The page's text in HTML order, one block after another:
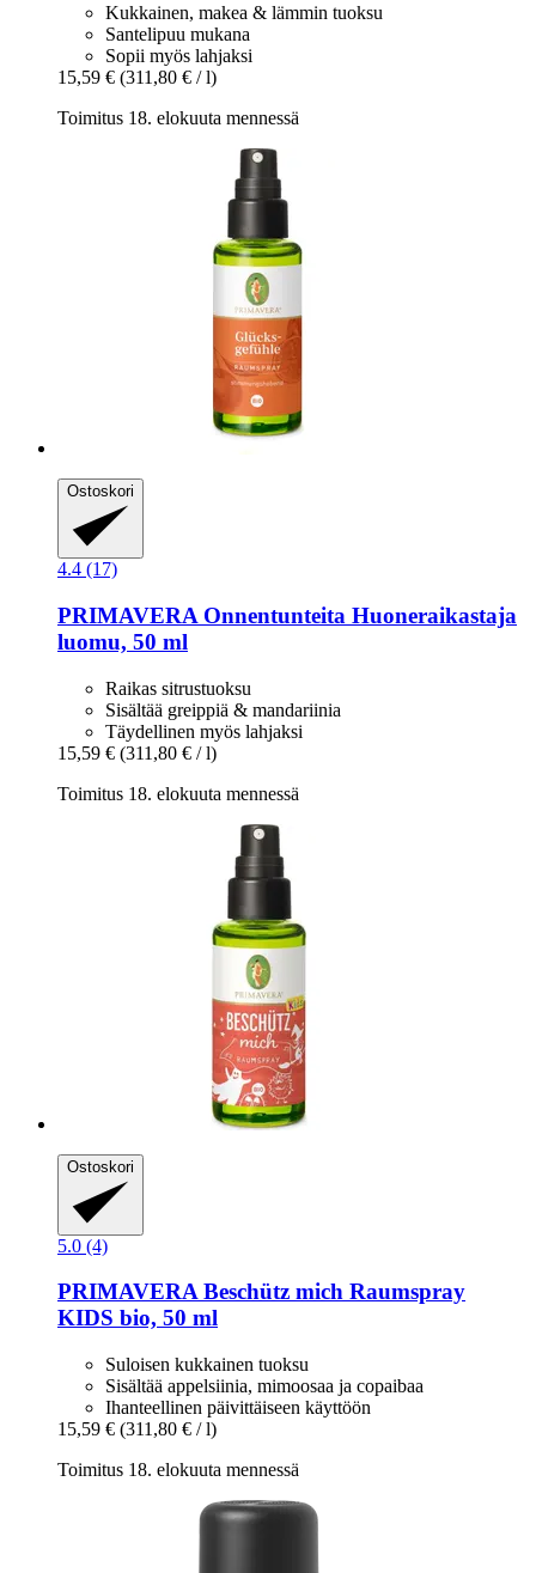
Kukkainen, makea & lämmin tuoksu
Santelipuu mukana
Sopii myös lahjaksi
15,59 € (311,80 € / l)
Toimitus 18. elokuuta mennessä
Ostoskori
4.4 (17)
PRIMAVERA Onnentunteita Huoneraikastaja
luomu, 50 ml
Raikas sitrustuoksu
Sisältää greippiä & mandariinia
Täydellinen myös lahjaksi
15,59 € (311,80 € / l)
Toimitus 18. elokuuta mennessä
Ostoskori
5.0 (4)
PRIMAVERABeschütz mich Raumspray
KIDS bio, 50 ml
Suloisen kukkainen tuoksu
Sisältää appelsiinia, mimoosaa ja copaibaa
Ihanteellinen päivittäiseen käyttöön
15,59 € (311,80 € / l)
Toimitus 18. elokuuta mennessä